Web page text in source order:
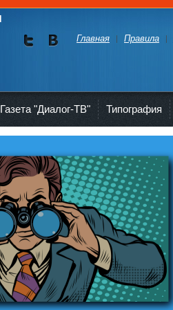
Главная Правила
Газета "Диалог-ТВ" Типография